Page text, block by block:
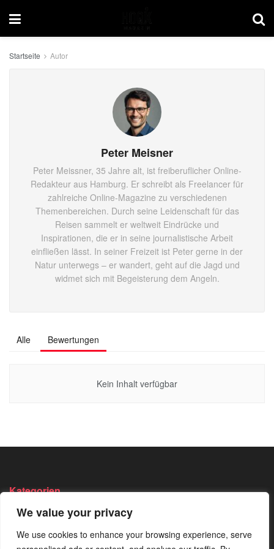
We value your privacy
We use cookies to enhance your browsing experience, serve
Startseite Autor
Peter Meisner
Peter Meissner, 35 Jahre alt, ist freiberuflicher Online-
Redakteur aus Hamburg. Er schreibt als Freelancer für
zahlreiche Online-Magazine zu verschiedenen
Themenbereichen. Durch seine Leidenschaft für das
Reisen sammelt er weltweit Eindrücke und
Inspirationen, die er in seine journalistische Arbeit
einfließen lässt. In seiner Freizeit ist Peter gerne in der
Natur unterwegs – er wandert, geht auf die Jagd und
widmet sich mit Begeisterung dem Angeln.
Alle Bewertungen
Kein Inhalt verfügbar
Kategorien
Angeln
Bushcraft
Survival
Trekking
Wissen